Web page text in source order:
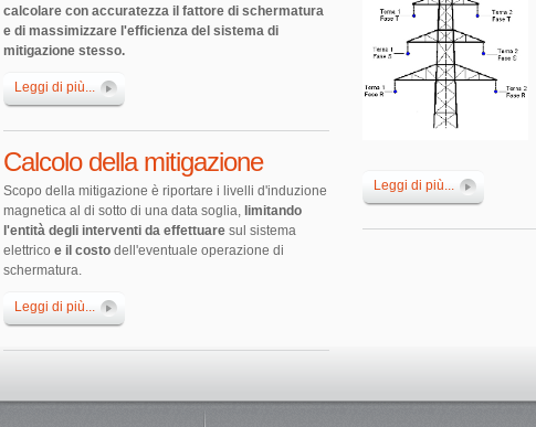
calcolare con accuratezza il fattore di schermatura
e di massimizzare l'efficienza del sistema di
mitigazione stesso.
Leggi di più...
Calcolo della mitigazione
Scopo della mitigazione è riportare i livelli d'induzione
magnetica al di sotto di una data soglia, limitando
l'entità degli interventi da effettuare sul sistema
elettrico e il costo dell'eventuale operazione di
schermatura.
Leggi di più...
Leggi di più...